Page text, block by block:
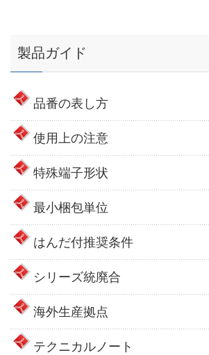
製品ガイド
品番の表し方
使用上の注意
特殊端子形状
最小梱包単位
はんだ付推奨条件
シリーズ統廃合
海外生産拠点
テクニカルノート